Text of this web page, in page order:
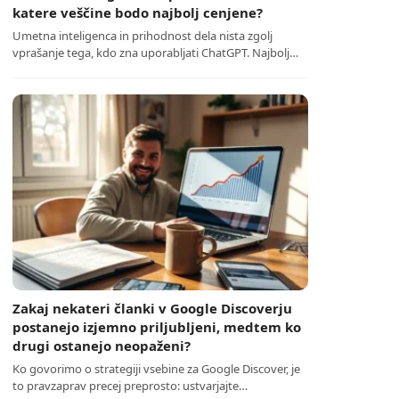
katere veščine bodo najbolj cenjene?
Umetna inteligenca in prihodnost dela nista zgolj
vprašanje tega, kdo zna uporabljati ChatGPT. Najbolj…
Zakaj nekateri članki v Google Discoverju
postanejo izjemno priljubljeni, medtem ko
drugi ostanejo neopaženi?
Ko govorimo o strategiji vsebine za Google Discover, je
to pravzaprav precej preprosto: ustvarjajte…